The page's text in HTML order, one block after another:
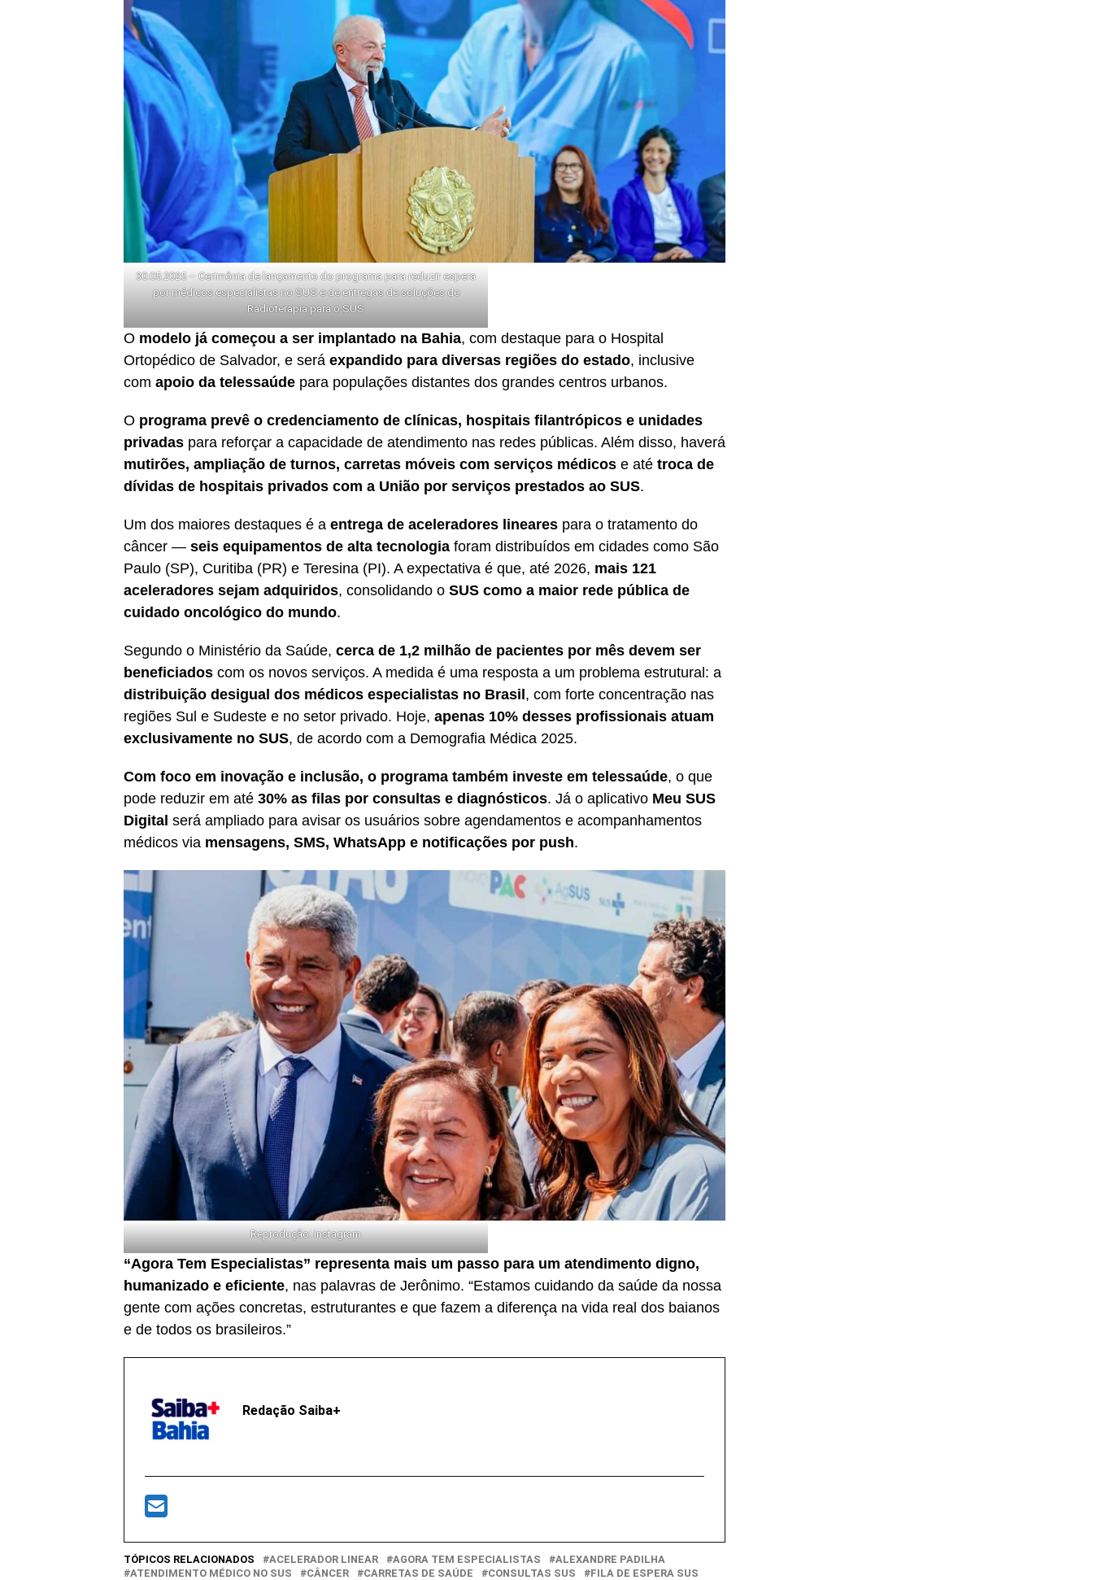
30.05.2025 – Cerimônia de lançamento do programa para reduzir espera
por médicos especialistas no SUS e de entregas de soluções de
Radioterapia para o SUS
O modelo já começou a ser implantado na Bahia, com destaque para o Hospital
Ortopédico de Salvador, e será expandido para diversas regiões do estado, inclusive
com apoio da telessaúde para populações distantes dos grandes centros urbanos.
O programa prevê o credenciamento de clínicas, hospitais filantrópicos e unidades
privadas para reforçar a capacidade de atendimento nas redes públicas. Além disso, haverá
mutirões, ampliação de turnos, carretas móveis com serviços médicos e até troca de
dívidas de hospitais privados com a União por serviços prestados ao SUS.
Um dos maiores destaques é a entrega de aceleradores lineares para o tratamento do
câncer — seis equipamentos de alta tecnologia foram distribuídos em cidades como São
Paulo (SP), Curitiba (PR) e Teresina (PI). A expectativa é que, até 2026, mais 121
aceleradores sejam adquiridos, consolidando o SUS como a maior rede pública de
cuidado oncológico do mundo.
Segundo o Ministério da Saúde, cerca de 1,2 milhão de pacientes por mês devem ser
beneficiados com os novos serviços. A medida é uma resposta a um problema estrutural: a
distribuição desigual dos médicos especialistas no Brasil, com forte concentração nas
regiões Sul e Sudeste e no setor privado. Hoje, apenas 10% desses profissionais atuam
exclusivamente no SUS, de acordo com a Demografia Médica 2025.
Com foco em inovação e inclusão, o programa também investe em telessaúde, o que
pode reduzir em até 30% as filas por consultas e diagnósticos. Já o aplicativo Meu SUS
Digital será ampliado para avisar os usuários sobre agendamentos e acompanhamentos
médicos via mensagens, SMS, WhatsApp e notificações por push.
Reprodução: Instagram
“Agora Tem Especialistas” representa mais um passo para um atendimento digno,
humanizado e eficiente, nas palavras de Jerônimo. “Estamos cuidando da saúde da nossa
gente com ações concretas, estruturantes e que fazem a diferença na vida real dos baianos
e de todos os brasileiros.”
Redação Saiba+
TÓPICOS RELACIONADOS ACELERADOR LINEAR AGORA TEM ESPECIALISTAS
ALEXANDRE PADILHA
ATENDIMENTO MÉDICO NO SUS
CÂNCER CARRETAS DE SAÚDE CONSULTAS SUS FILA DE ESPERA SUS